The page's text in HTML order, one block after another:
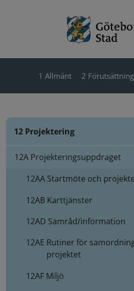
1 Allmänt 2
12 Projektering
12A Projekteringsuppdraget
12AA Startmöte och
12AB Karttjänster
12AD Samråd/information
12AE Rutiner för
projektet
12AF Miljö